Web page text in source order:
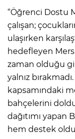
“Öğrenci Dostu
çalışan;
ulaşırken
hedefleyen
zaman olduğu
yalnız
kapsamındaki
bahçelerini
dağıtımı yapan
hem destek oldu